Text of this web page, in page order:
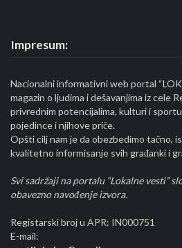
Impresum:
Nacionalni informativni web portal
magazin o ljudima i dešavanjima iz cele
privrednim potencijalima, kulturi i
pojedince i njihove priče.
Opšti cilj nam je da obezbedimo tačno,
kvalitetno informisanje svih građanki i
Svi sadržaji na portalu “Lokalne vesti”
obavezno navođenje izvora.
Registarski broj u APR: IN000751
E-mail: